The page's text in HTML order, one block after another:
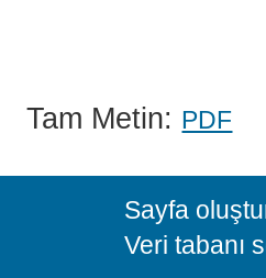
Tam Metin: PDF
Sayfa
Veri tabanı